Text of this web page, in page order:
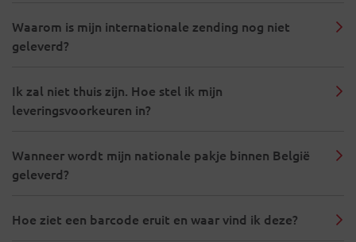
Waarom is mijn internationale zending nog niet
geleverd?
Ik zal niet thuis zijn. Hoe stel ik mijn
leveringsvoorkeuren in?
Wanneer wordt mijn nationale pakje binnen België
geleverd?
Hoe ziet een barcode eruit en waar vind ik deze?